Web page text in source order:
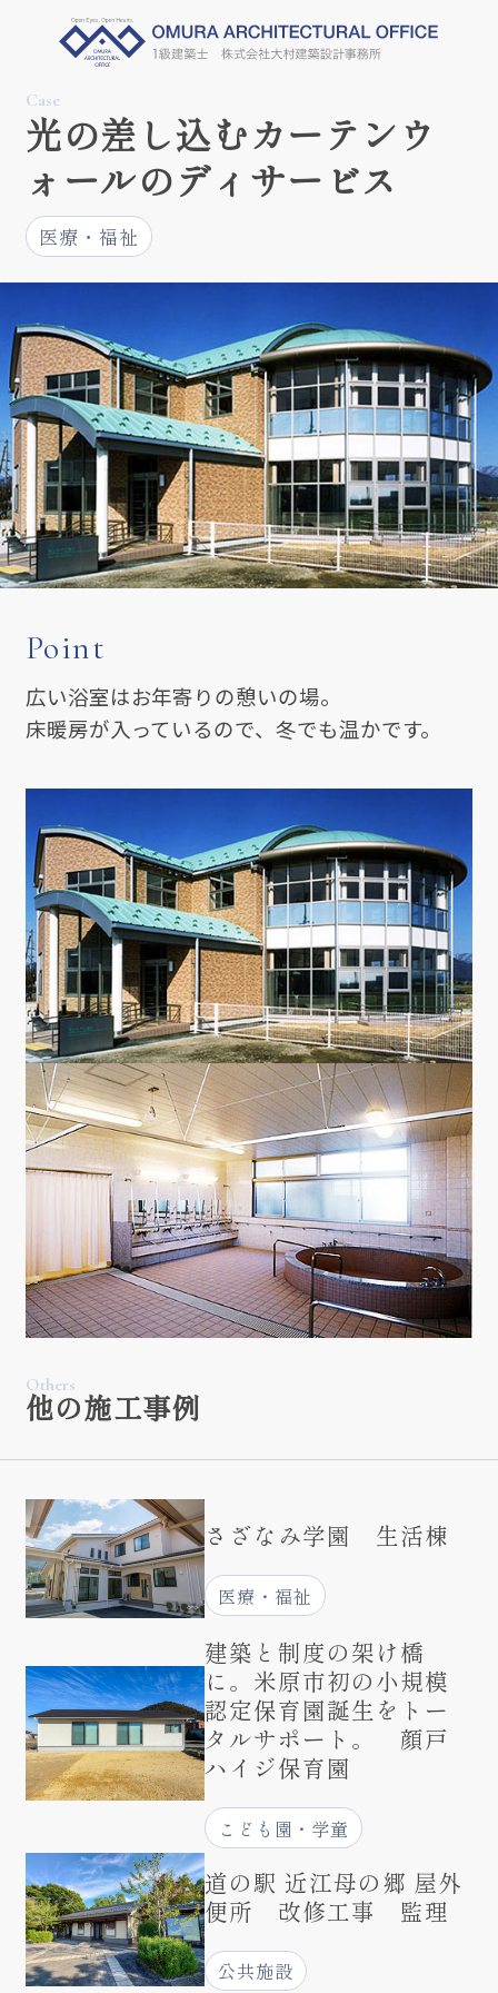
Case
光の差し込むカーテンウ
ォールのディサービス
医療・福祉
Point
広い浴室はお年寄りの憩いの場。
床暖房が入っているので、冬でも温かです。
Others
他の施工事例
さざなみ学園 生活棟
医療・福祉
建築と制度の架け橋
に。米原市初の小規模
認定保育園誕生をトー
タルサポート。 顔戸
ハイジ保育園
こども園・学童
道の駅 近江母の郷 屋外
便所 改修工事 監理
公共施設